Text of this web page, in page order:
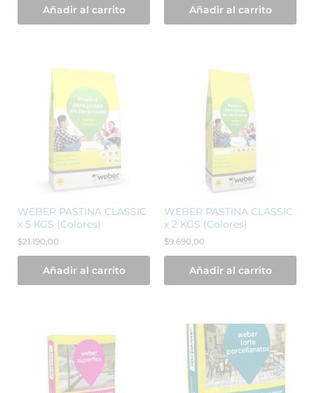
Añadir al carrito Añadir al carrito
WEBER PASTINA CLASSIC
x 5 KGS (Colores)
$21.190,00
Añadir al carrito
WEBER PASTINA CLASSIC
x 2 KGS (Colores)
$9.690,00
Añadir al carrito